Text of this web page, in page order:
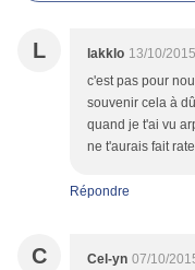
L lakklo 13/10/
c'est pas pour
souvenir cela à
quand je t'ai vu
ne t'aurais fait
Répondre
C Cel-yn 07/10/